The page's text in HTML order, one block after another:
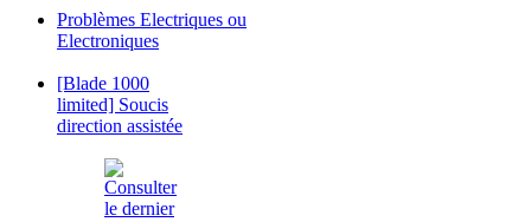
Problèmes Electriques ou
Electroniques
[Blade 1000
limited] Soucis
direction assistée